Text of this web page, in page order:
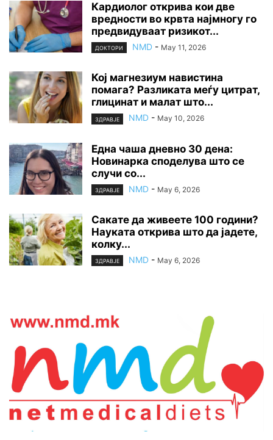
Кардиолог открива кои две
вредности во крвта најмногу го
предвидуваат ризикот...
ДОКТОРИ NMD - May 11, 2026
Кој магнезиум навистина
помага? Разликата меѓу цитрат,
глицинат и малат што...
ЗДРАВЈЕ NMD - May 10, 2026
Една чаша дневно 30 дена:
Новинарка споделува што се
случи со...
ЗДРАВЈЕ NMD - May 6, 2026
Сакате да живеете 100 години?
Науката открива што да јадете,
колку...
ЗДРАВЈЕ NMD - May 6, 2026